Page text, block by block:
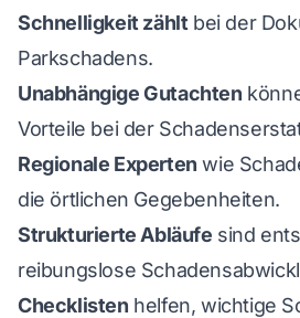
Schnelligkeit zählt bei der
Parkschadens.
Unabhängige Gutachten
Vorteile bei der
Regionale Experten wie
die örtlichen Gegebenheiten.
Strukturierte Abläufe sind
reibungslose
Checklisten helfen, wichtige